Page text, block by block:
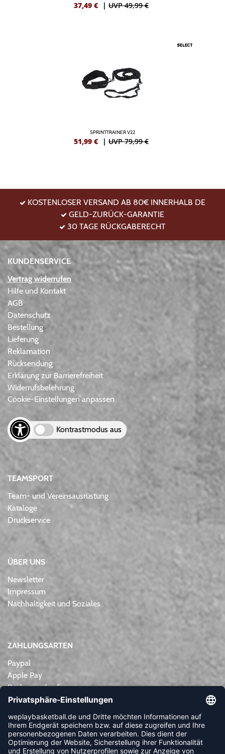
37,49 € | UVP 49,99 €
SPRINTTRAINER V22
51,99 € | UVP 79,99 €
KOSTENLOSER VERSAND AB 80€ INNERHALB DE
GELD-ZURÜCK-GARANTIE
30 TAGE RÜCKGABERECHT
KUNDENSERVICE
Vertrag widerrufen
Hilfe und Kontakt
AGB
Datenschutz
Bestellung
Lieferung
Reklamation
Rücksendung
Erklärung zur Barrierefreiheit
Widerrufsbelehrung
Cookie-Einstellungen anpassen
Kontrastmodus aus
TEAMSPORT
Team- und Vereinsausrüstung
Kataloge
Druckservice
ÜBER UNS
Newsletter
Impressum
Nachhaltigkeit und Soziales
ZAHLUNGSARTEN
Paypal
Apple Pay
Rechnungskauf
Lastschrift
Kreditkarte
Vorkasse